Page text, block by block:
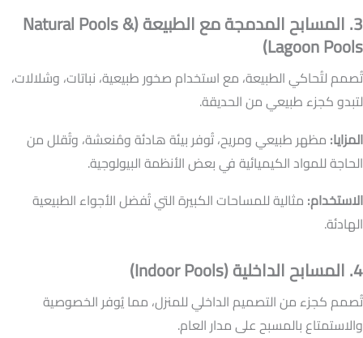
3. المسابح المدمجة مع الطبيعة (Natural Pools &
Lagoon Pools)
تُصمم لتُحاكي الطبيعة، مع استخدام صخور طبيعية، نباتات، وشلالات،
لتبدو كجزء طبيعي من الحديقة.
المزايا: مظهر طبيعي ومريح، تُوفر بيئة هادئة ومُنعشة، وتُقلل من
الحاجة للمواد الكيميائية في بعض الأنظمة البيولوجية.
الاستخدام: مثالية للمساحات الكبيرة التي تُفضل الأجواء الطبيعية
الهادئة.
4. المسابح الداخلية (Indoor Pools)
تُصمم كجزء من التصميم الداخلي للمنزل، مما يُوفر الخصوصية
والاستمتاع بالمسبح على مدار العام.